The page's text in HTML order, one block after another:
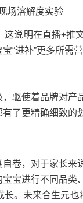
溶解度实验
明在直播+推
进补”更多所需营
使着品牌对产
了更精确细致的
，对于家长来
宝进行不同品类
。未来合生元也